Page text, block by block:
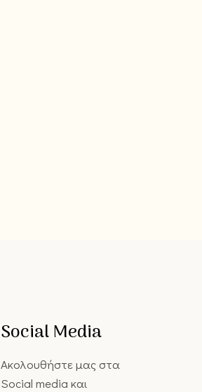
Social Media
Ακολουθήστε μας στα
Social media και